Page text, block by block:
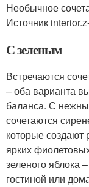
Необычное
Источник
С зеленым
Встречаются
– оба варианта
баланса. С
сочетаются
которые
ярких
зеленого яблока
гостиной или